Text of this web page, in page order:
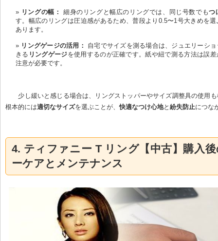
リングの幅： 細身のリングと幅広のリングでは、同じ号数でもつ
す。幅広のリングは圧迫感があるため、普段より0.5〜1号大きめを
あります。
リングゲージの活用：
自宅でサイズを測る場合は、ジュエリーシ
きる リングゲージを使用するのが正確です。紙や紐で測る方法は誤
注意が必要です。
少し緩いと感じる場合は、リングストッパーやサイズ調整具の使用
根本的には適切なサイズを選ぶことが、快適なつけ心地と 紛失防止につな
4. ティファニー T リング【中古】購入
ーケアとメンテナンス